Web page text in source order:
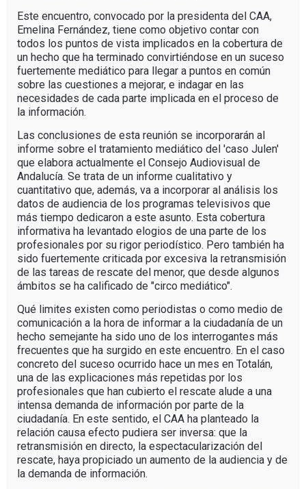
Este encuentro, convocado por la presidenta del CAA,
Emelina Fernández, tiene como objetivo contar con
todos los puntos de vista implicados en la cobertura de
un hecho que ha terminado convirtiéndose en un suceso
fuertemente mediático para llegar a puntos en común
sobre las cuestiones a mejorar, e indagar en las
necesidades de cada parte implicada en el proceso de
la información.
Las conclusiones de esta reunión se incorporarán al
informe sobre el tratamiento mediático del 'caso Julen'
que elabora actualmente el Consejo Audiovisual de
Andalucía. Se trata de un informe cualitativo y
cuantitativo que, además, va a incorporar al análisis los
datos de audiencia de los programas televisivos que
más tiempo dedicaron a este asunto. Esta cobertura
informativa ha levantado elogios de una parte de los
profesionales por su rigor periodístico. Pero también ha
sido fuertemente criticada por excesiva la retransmisión
de las tareas de rescate del menor, que desde algunos
ámbitos se ha calificado de "circo mediático".
Qué limites existen como periodistas o como medio de
comunicación a la hora de informar a la ciudadanía de un
hecho semejante ha sido uno de los interrogantes más
frecuentes que ha surgido en este encuentro. En el caso
concreto del suceso ocurrido hace un mes en Totalán,
una de las explicaciones más repetidas por los
profesionales que han cubierto el rescate alude a una
intensa demanda de información por parte de la
ciudadanía. En este sentido, el CAA ha planteado la
relación causa efecto pudiera ser inversa: que la
retransmisión en directo, la espectacularización del
rescate, haya propiciado un aumento de la audiencia y de
la demanda de información.